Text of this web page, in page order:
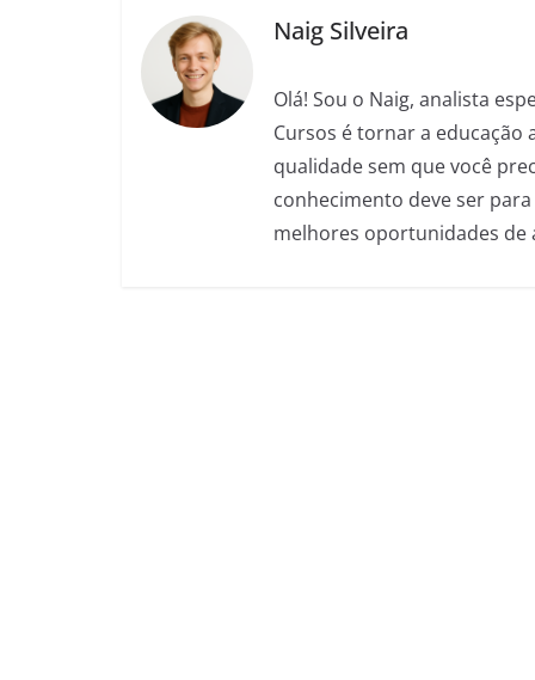
o
o
k
g m
Naig Silveira
Olá! Sou o Naig, analista
Cursos é tornar a educação
qualidade sem que você
conhecimento deve ser
melhores oportunidades de